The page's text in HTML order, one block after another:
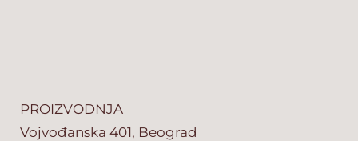
PROIZVODNJA
Vojvođanska 401, Beograd